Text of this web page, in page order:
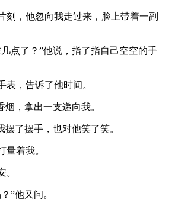
刻，他忽向我走过来，脸上带着一副
点了？”他说，指了指自己空空的手
表，告诉了他时间。
烟，拿出一支递向我。
摆了摆手，也对他笑了笑。
量着我。
。
”他又问。